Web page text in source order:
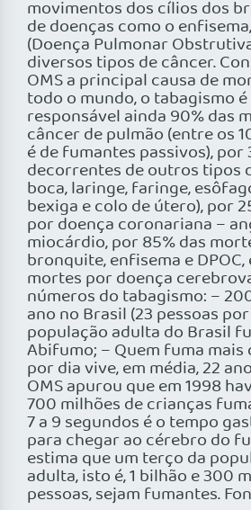
movimentos dos cílios dos
de doenças como o
(Doença Pulmonar
diversos tipos de câncer.
OMS a principal causa de
todo o mundo, o tabagismo
responsável ainda 90% das
câncer de pulmão (entre os
é de fumantes passivos), por
decorrentes de outros tipos
boca, laringe, faringe,
bexiga e colo de útero), por
por doença coronariana –
miocárdio, por 85% das
bronquite, enfisema e DPOC,
mortes por doença
números do tabagismo: –
ano no Brasil (23 pessoas
população adulta do Brasil
Abifumo; – Quem fuma
por dia vive, em média, 22
OMS apurou que em 1998
700 milhões de crianças
7 a 9 segundos é o tempo
para chegar ao cérebro do
estima que um terço da
adulta, isto é, 1 bilhão e 300
pessoas, sejam fumantes.